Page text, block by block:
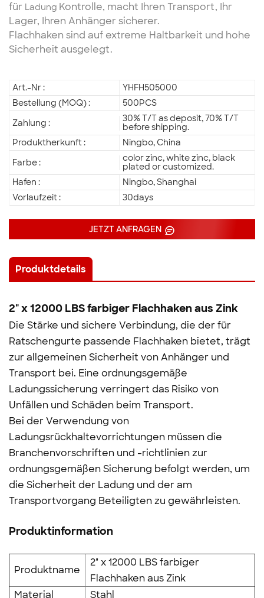
für Ladung Kontrolle, macht Ihren Transport, Ihr
Lager, Ihren Anhänger sicherer.
Flachhaken sind auf extreme Haltbarkeit und hohe
Sicherheit ausgelegt.
Art.-Nr :
YHFH505000
Bestellung (MOQ) :
500PCS
Zahlung :
30% T/T as deposit, 70% T/T
before shipping.
Produktherkunft :
Ningbo, China
Farbe :
color zinc, white zinc, black
plated or customized.
Hafen :
Ningbo, Shanghai
Vorlaufzeit :
30days
JETZT ANFRAGEN
Produktdetails
2" x 12000 LBS farbiger Flachhaken aus Zink
Die Stärke und sichere Verbindung, die der für
Ratschengurte passende Flachhaken bietet, trägt
zur allgemeinen Sicherheit von Anhänger und
Transport bei. Eine ordnungsgemäße
Ladungssicherung verringert das Risiko von
Unfällen und Schäden beim Transport.
Bei der Verwendung von
Ladungsrückhaltevorrichtungen müssen die
Branchenvorschriften und -richtlinien zur
ordnungsgemäßen Sicherung befolgt werden, um
die Sicherheit der Ladung und der am
Transportvorgang Beteiligten zu gewährleisten.
Produktinformation
Produktname
2" x 12000 LBS farbiger
Flachhaken aus Zink
Material
Stahl